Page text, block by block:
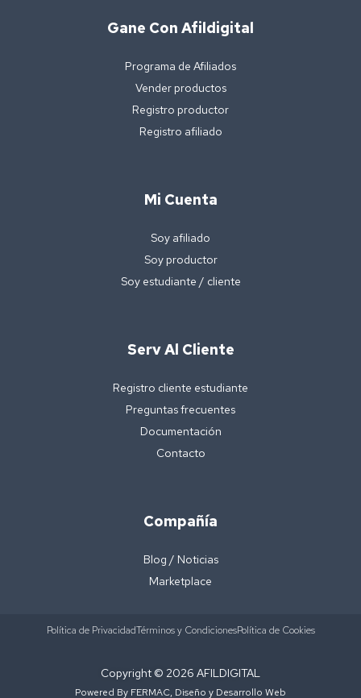
Gane Con Afildigital
Programa de Afiliados
Vender productos
Registro productor
Registro afiliado
Mi Cuenta
Soy afiliado
Soy productor
Soy estudiante / cliente
Serv Al Cliente
Registro cliente estudiante
Preguntas frecuentes
Documentación
Contacto
Compañía
Blog / Noticias
Marketplace
Política de PrivacidadTérminos y CondicionesPolítica de Cookies
Copyright © 2026 AFILDIGITAL
Powered By FERMAC, Diseño y Desarrollo Web